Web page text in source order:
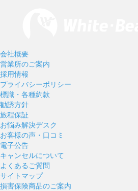
会社概要
営業所のご案内
採用情報
プライバシーポリシー
標識・各種約款
勧誘方針
旅程保証
お悩み解決デスク
お客様の声・口コミ
電子公告
キャンセルについて
よくあるご質問
サイトマップ
損害保険商品のご案内